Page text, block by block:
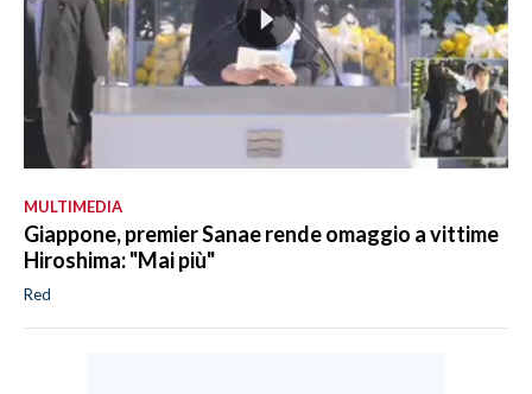
MULTIMEDIA
Giappone, premier Sanae rende omaggio a vittime
Hiroshima: "Mai più"
Red